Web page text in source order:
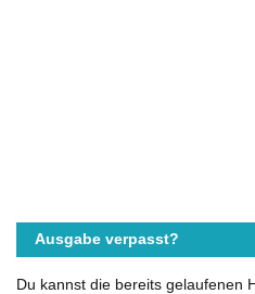
Ausgabe verpasst?
Du kannst die bereits gelaufenen